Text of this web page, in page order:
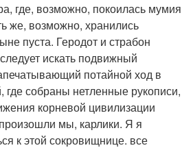
где, возможно, покоилась мумия
же, возможно, хранились
пуста. Геродот и страбон
искать подвижный
потайной ход в
где собраны нетленные рукописи,
корневой цивилизации
произошли мы, карлики. Я я
к этой сокровищнице. все